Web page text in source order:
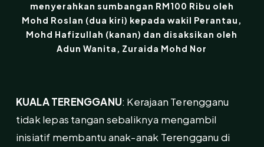
menyerahkan sumbangan RM100 Ribu oleh
Mohd Roslan (dua kiri) kepada wakil Perantau,
Mohd Hafizullah (kanan) dan disaksikan oleh
Adun Wanita, Zuraida Mohd Nor
KUALA TERENGGANU: Kerajaan Terengganu
tidak lepas tangan sebaliknya mengambil
inisiatif membantu anak-anak Terengganu di